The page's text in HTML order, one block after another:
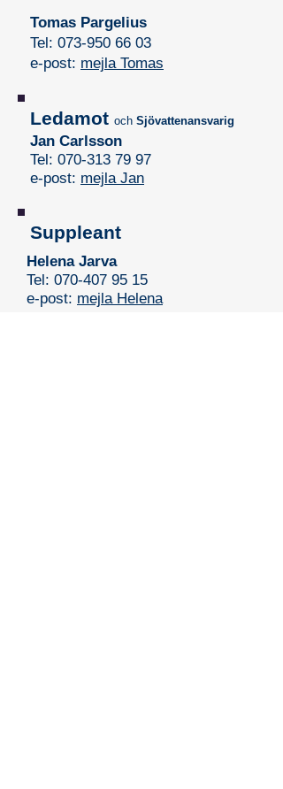
Tomas Pargelius
Tel: 073-950 66 03
e-post: mejla Tomas
Ledamot och Sjövattenansvarig
Jan Carlsson
Tel: 070-313 79 97
e-post: mejla Jan
Suppleant
Helena Jarva
Tel: 070-407 95 15
e-post: mejla Helena